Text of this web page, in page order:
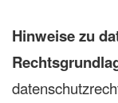
Hinweise zu